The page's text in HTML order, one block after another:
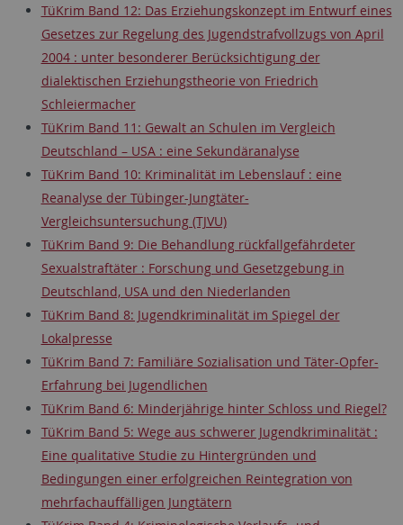
TüKrim Band 12: Das Erziehungskonzept im Entwurf eines
Gesetzes zur Regelung des Jugendstrafvollzugs von April
2004 : unter besonderer Berücksichtigung der
dialektischen Erziehungstheorie von Friedrich
Schleiermacher
TüKrim Band 11: Gewalt an Schulen im Vergleich
Deutschland – USA : eine Sekundäranalyse
TüKrim Band 10: Kriminalität im Lebenslauf : eine
Reanalyse der Tübinger-Jungtäter-
Vergleichsuntersuchung (TJVU)
TüKrim Band 9: Die Behandlung rückfallgefährdeter
Sexualstraftäter : Forschung und Gesetzgebung in
Deutschland, USA und den Niederlanden
TüKrim Band 8: Jugendkriminalität im Spiegel der
Lokalpresse
TüKrim Band 7: Familiäre Sozialisation und Täter-Opfer-
Erfahrung bei Jugendlichen
TüKrim Band 6: Minderjährige hinter Schloss und Riegel?
TüKrim Band 5: Wege aus schwerer Jugendkriminalität :
Eine qualitative Studie zu Hintergründen und
Bedingungen einer erfolgreichen Reintegration von
mehrfachauffälligen Jungtätern